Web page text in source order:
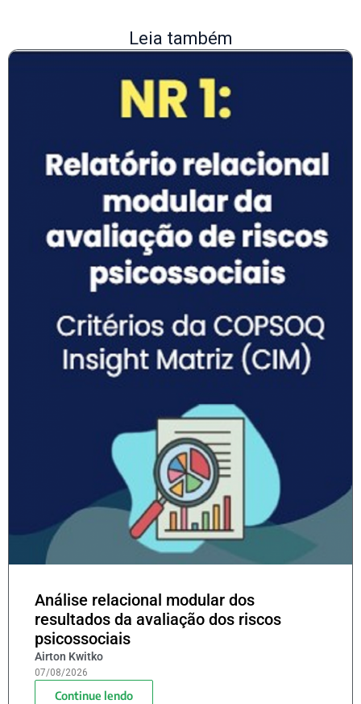
Leia também
Análise relacional modular dos
resultados da avaliação dos riscos
psicossociais
Airton Kwitko
07/08/2026
Continue lendo